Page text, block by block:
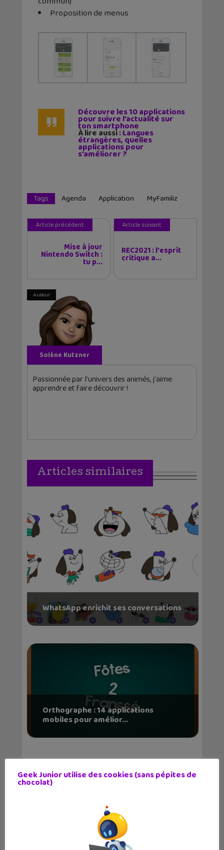
Proposition de menus
Découvre les 10 applications
pour suivre l’actualité sur
ton smartphone
À lire aussi :Langues
étrangères, quelles
applications pour
s’améliorer ?
Tags Agenda Application MyFamiliz
Article précédent
Mise à jour
Nintendo Switch :
tu p...
Article suivant
REC2021 : l'esprit
critique a...
Auteur
Solène Kutzner
Passionnée par l'univers des animés, j'aime
apprendre et faire découvrir !
Articles similaires
WhatsApp enrichit ses conversations
Orthographe : 14 applications
mobiles pour amélior...
Geek Junior utilise des cookies (sans pépites de
chocolat)